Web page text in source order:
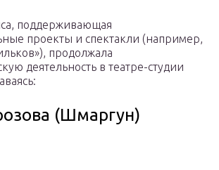
поддерживающая
проекты и спектакли (например,
продолжала
деятельность в театре-студии
(Шмаргун)